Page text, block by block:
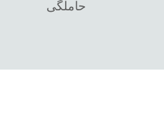
حاملگی